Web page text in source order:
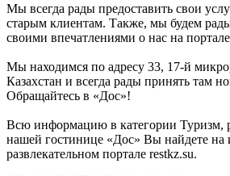
Мы всегда рады предоставить свои
старым клиентам. Также, мы будем
своими впечатлениями о нас на
Мы находимся по адресу 33, 17-й
Казахстан и всегда рады принять там
Обращайтесь в «Дос»!
Всю информацию в категории Туризм,
нашей гостинице «Дос» Вы найдете
развлекательном портале restkz.su.